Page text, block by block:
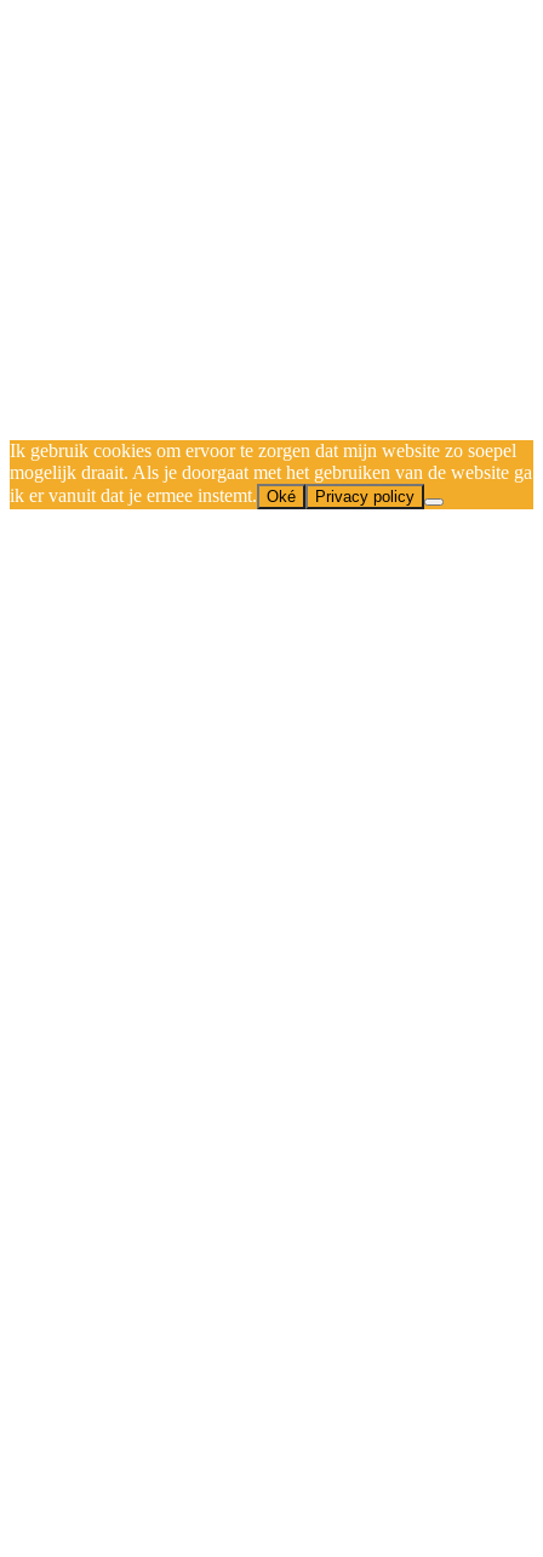
Ik gebruik cookies om ervoor te zorgen dat mijn website zo soepel
mogelijk draait. Als je doorgaat met het gebruiken van de website ga
ik er vanuit dat je ermee instemt. Oké Privacy policy